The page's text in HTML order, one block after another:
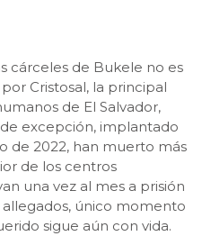
cárceles de Bukele no es
Cristosal, la principal
de El Salvador,
excepción, implantado
de 2022, han muerto más
de los centros
una vez al mes a prisión
único momento
sigue aún con vida.